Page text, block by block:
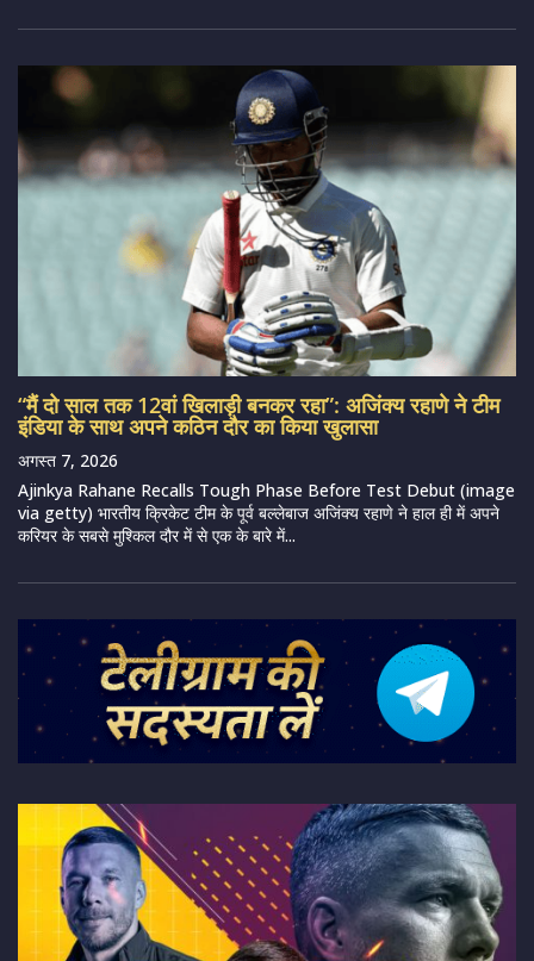
“मैं दो साल तक 12वां खिलाड़ी बनकर रहा”: अजिंक्य रहाणे ने टीम
इंडिया के साथ अपने कठिन दौर का किया खुलासा
अगस्त 7, 2026
Ajinkya Rahane Recalls Tough Phase Before Test Debut (image
via getty) भारतीय क्रिकेट टीम के पूर्व बल्लेबाज अजिंक्य रहाणे ने हाल ही में अपने
करियर के सबसे मुश्किल दौर में से एक के बारे में...